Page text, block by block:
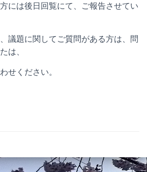
には後日回覧にて、ご報告させてい
議題に関してご質問がある方は、問
は、
せください。